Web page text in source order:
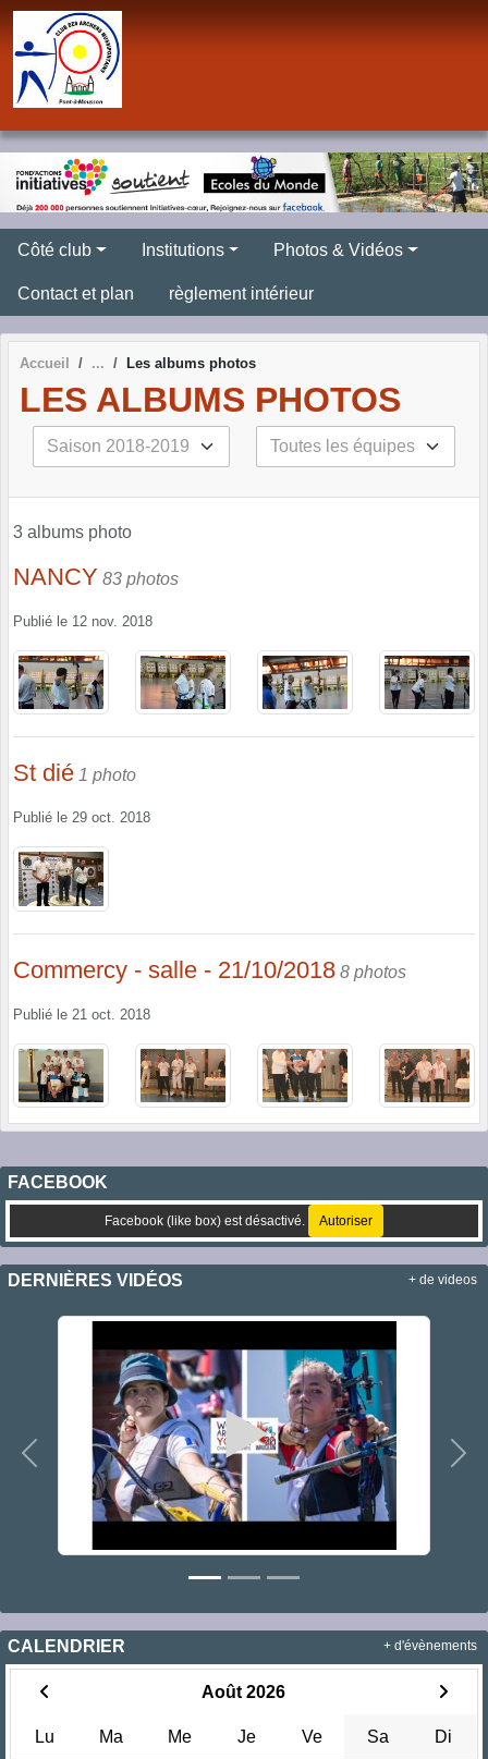
Côté club Institutions Photos & Vidéos
Contact et plan règlement intérieur
Accueil Les albums photos
LES ALBUMS PHOTOS
3 albums photo
NANCY 83 photos
Publié le 12 nov. 2018
St dié 1 photo
Publié le 29 oct. 2018
Commercy - salle - 21/10/2018 8 photos
Publié le 21 oct. 2018
FACEBOOK
Facebook (like box) est désactivé. Autoriser
DERNIÈRES VIDÉOS
Précedent
+ de videos
CALENDRIER
Août 2026
Lu Ma Me Je Ve Sa Di
+ d'évènements
Panneau de gestion des cookies